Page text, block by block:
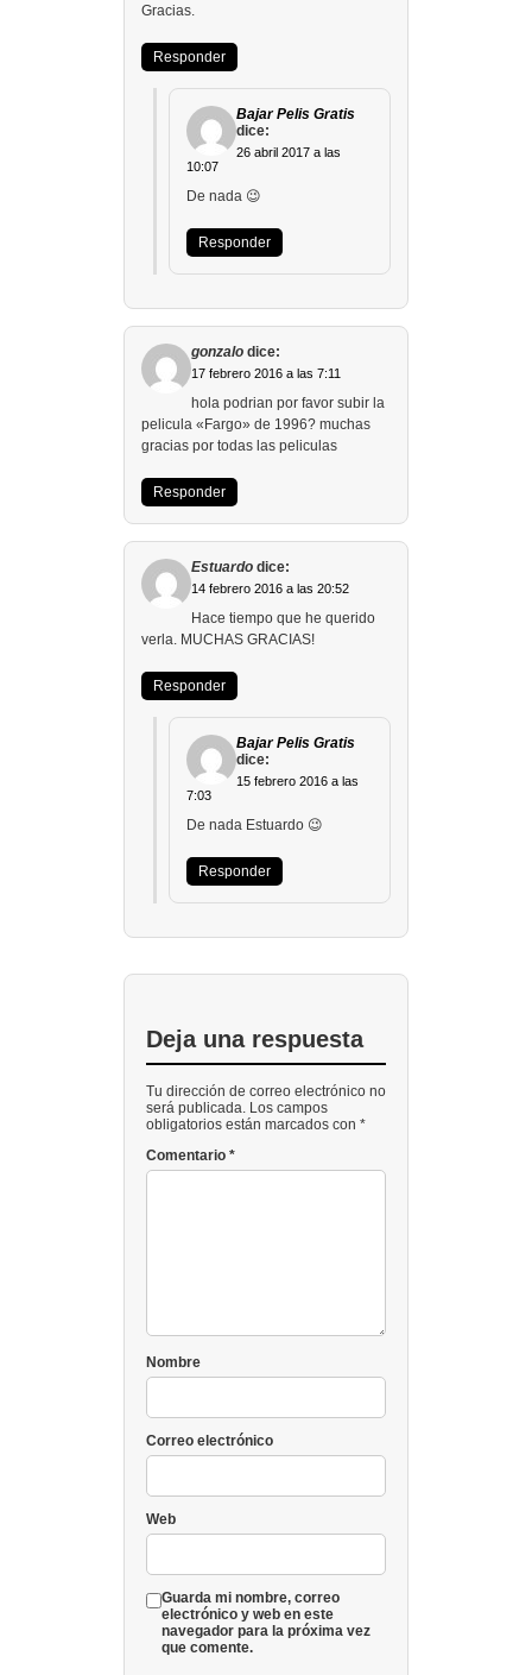
Gracias.
Responder
Bajar Pelis Gratis
dice:
26 abril 2017 a las
10:07
De nada 😉
Responder
gonzalo dice:
17 febrero 2016 a las 7:11
hola podrian por favor subir la
pelicula «Fargo» de 1996? muchas
gracias por todas las peliculas
Responder
Estuardo dice:
14 febrero 2016 a las 20:52
Hace tiempo que he querido
verla. MUCHAS GRACIAS!
Responder
Bajar Pelis Gratis
dice:
15 febrero 2016 a las
7:03
De nada Estuardo 😉
Responder
Deja una respuesta
Tu dirección de correo electrónico no
será publicada. Los campos
obligatorios están marcados con *
Comentario *
Nombre
Correo electrónico
Web
Guarda mi nombre, correo
electrónico y web en este
navegador para la próxima vez
que comente.